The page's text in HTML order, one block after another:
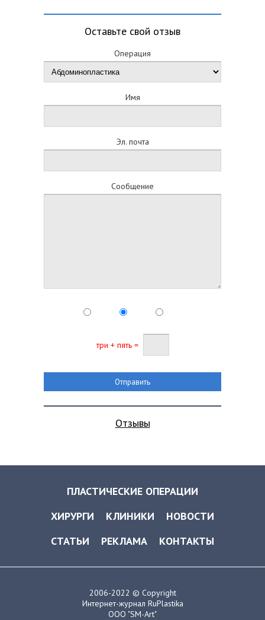
Оставьте свой отзыв
Операция
Имя
Эл. почта
Сообщение
три + пять =
Отзывы
ПЛАСТИЧЕСКИЕ ОПЕРАЦИИ
ХИРУРГИ
КЛИНИКИ
НОВОСТИ
СТАТЬИ
РЕКЛАМА КОНТАКТЫ
2006-2022 © Copyright
Интернет-журнал RuPlastika
ООО "SM-Art"